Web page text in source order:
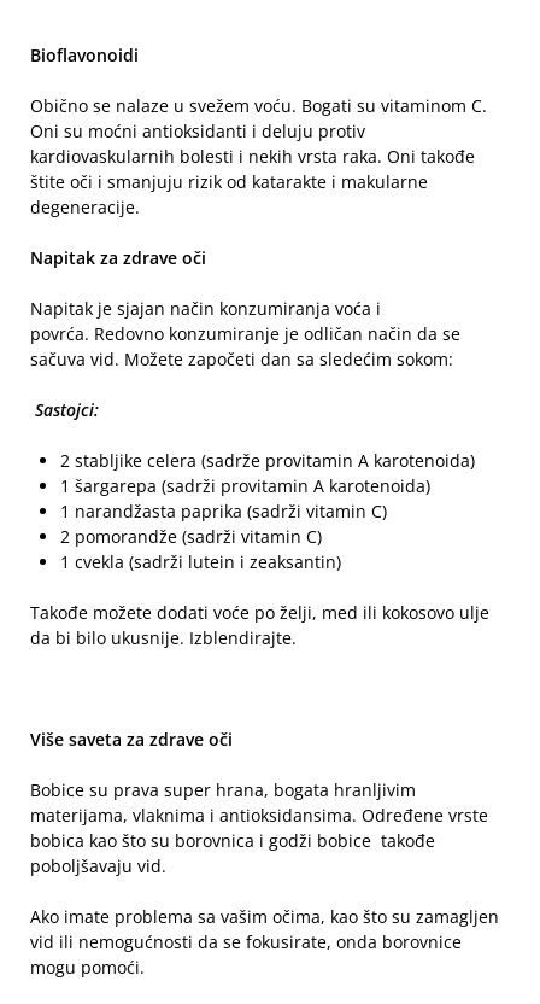
Bioflavonoidi
Obično se nalaze u svežem voću. Bogati su vitaminom C.
Oni su moćni antioksidanti i deluju protiv
kardiovaskularnih bolesti i nekih vrsta raka. Oni takođe
štite oči i smanjuju rizik od katarakte i makularne
degeneracije.
Napitak za zdrave oči
Napitak je sjajan način konzumiranja voća i
povrća. Redovno konzumiranje je odličan način da se
sačuva vid. Možete započeti dan sa sledećim sokom:
Sastojci:
2 stabljike celera (sadrže provitamin A karotenoida)
1 šargarepa (sadrži provitamin A karotenoida)
1 narandžasta paprika (sadrži vitamin C)
2 pomorandže (sadrži vitamin C)
1 cvekla (sadrži lutein i zeaksantin)
Takođe možete dodati voće po želji, med ili kokosovo ulje
da bi bilo ukusnije. Izblendirajte.
Više saveta za zdrave oči
Bobice su prava super hrana, bogata hranljivim
materijama, vlaknima i antioksidansima. Određene vrste
bobica kao što su borovnica i godži bobice takođe
poboljšavaju vid.
Ako imate problema sa vašim očima, kao što su zamagljen
vid ili nemogućnosti da se fokusirate, onda borovnice
mogu pomoći.